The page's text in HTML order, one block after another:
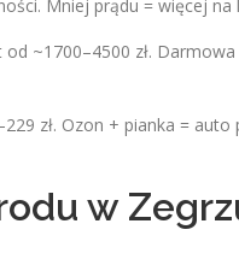
Mniej prądu = więcej na
od ~1700–4500 zł.
zł. Ozon + pianka =
w